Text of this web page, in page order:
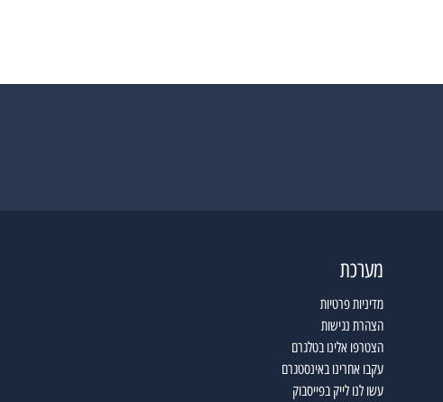
מערכת
מדיניות פרטיות
הצהרת נגישות
הצטרפו אלינו בטלגרם
עקבו אחרינו באינסטגרם
עשו לנו לייק בפייסבוק